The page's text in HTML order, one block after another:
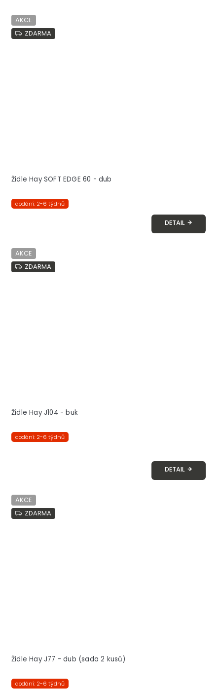
AKCE
ZDARMA
Židle Hay SOFT EDGE 60 - dub
dodání: 2-6 týdnů
DETAIL
AKCE
ZDARMA
Židle Hay J104 - buk
dodání: 2-6 týdnů
DETAIL
AKCE
ZDARMA
Židle Hay J77 - dub (sada 2 kusů)
dodání: 2-6 týdnů